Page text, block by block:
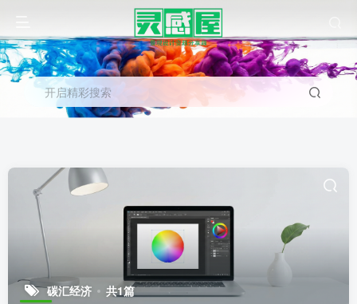
开启精彩搜索
碳汇经济 共1篇